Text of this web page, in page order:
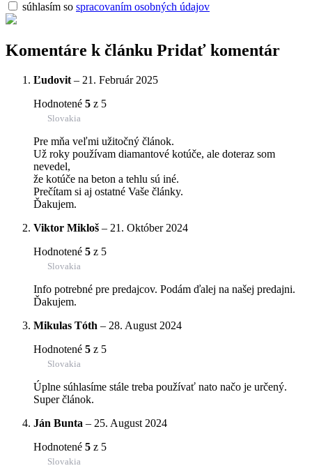
súhlasím so spracovaním osobných údajov
Komentáre k článku Pridať komentár
Ľudovit – 21. Február 2025
Hodnotené 5 z 5
Slovakia
Pre mňa veľmi užitočný článok.
Už roky používam diamantové kotúče, ale doteraz som
nevedel,
že kotúče na beton a tehlu sú iné.
Prečítam si aj ostatné Vaše články.
Ďakujem.
Viktor Mikloš – 21. Október 2024
Hodnotené 5 z 5
Slovakia
Info potrebné pre predajcov. Podám ďalej na našej predajni.
Ďakujem.
Mikulas Tóth – 28. August 2024
Hodnotené 5 z 5
Slovakia
Úplne súhlasíme stále treba používať nato načo je určený.
Super článok.
Ján Bunta – 25. August 2024
Hodnotené 5 z 5
Slovakia